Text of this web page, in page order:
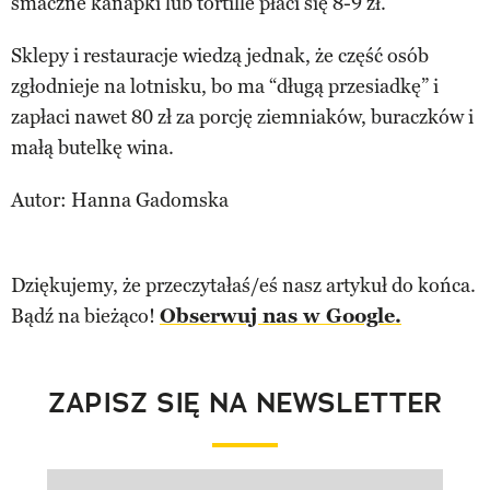
Sklepy i restauracje wiedzą jednak, że część osób
zgłodnieje na lotnisku, bo ma “długą przesiadkę” i
zapłaci nawet 80 zł za porcję ziemniaków, buraczków i
małą butelkę wina.
Autor: Hanna Gadomska
Dziękujemy, że przeczytałaś/eś nasz artykuł do końca.
Bądź na bieżąco! Obserwuj nas w Google.
ZAPISZ SIĘ NA NEWSLETTER